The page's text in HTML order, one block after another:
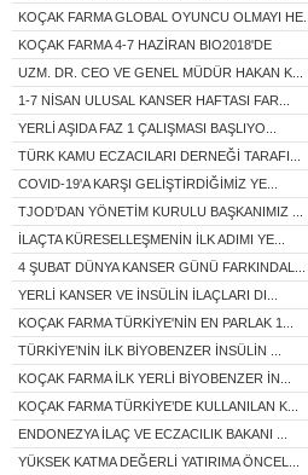
KOÇAK FARMA GLOBAL OYUNCU OLMAYI HE...
KOÇAK FARMA 4-7 HAZİRAN BIO2018'DE
UZM. DR. CEO VE GENEL MÜDÜR HAKAN K...
1-7 NİSAN ULUSAL KANSER HAFTASI FAR...
YERLİ AŞIDA FAZ 1 ÇALIŞMASI BAŞLIYO...
TÜRK KAMU ECZACILARI DERNEĞİ TARAFI...
COVID-19'A KARŞI GELİŞTİRDİĞİMİZ YE...
TJOD’DAN YÖNETİM KURULU BAŞKANIMIZ ...
İLAÇTA KÜRESELLEŞMENİN İLK ADIMI YE...
4 ŞUBAT DÜNYA KANSER GÜNÜ FARKINDAL...
YERLİ KANSER VE İNSÜLİN İLAÇLARI DI...
KOÇAK FARMA TÜRKİYE'NİN EN PARLAK 1...
TÜRKİYE’NİN İLK BİYOBENZER İNSÜLİN ...
KOÇAK FARMA İLK YERLİ BİYOBENZER İN...
KOÇAK FARMA TÜRKİYE’DE KULLANILAN K...
ENDONEZYA İLAÇ VE ECZACILIK BAKANI ...
YÜKSEK KATMA DEĞERLİ YATIRIMA ÖNCEL...